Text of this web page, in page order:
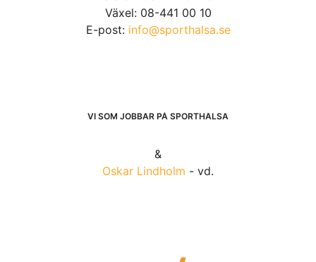
Växel: 08-441 00 10
E-post: info@sporthalsa.se
VI SOM JOBBAR PÅ SPORTHÄLSA
&
Oskar Lindholm - vd.